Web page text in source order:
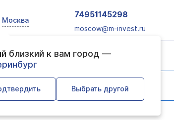
Москва
близкий к вам город —
Выбрать другой
74951145298
moscow@m-invest.ru